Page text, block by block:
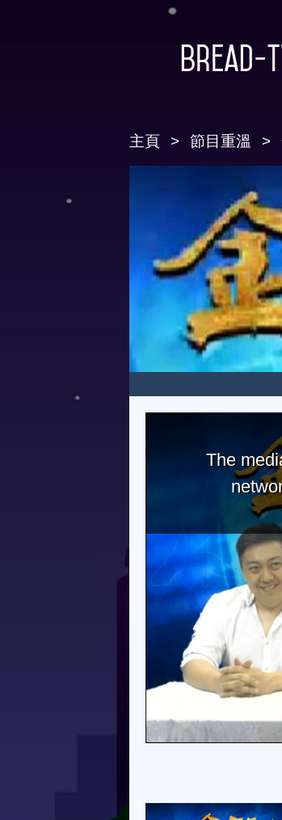
Bread-
主頁 節目重溫
The